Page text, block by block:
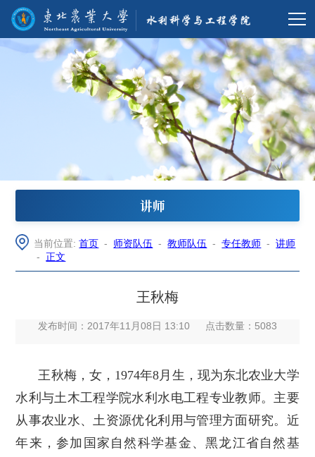
讲师
当前位置:首页 - 师资队伍 -教师队伍 -专任教师 -讲师
-正文
王秋梅
发布时间：2017年11月08日 13:10 点击数量： 5083
王秋梅，女，1974年8月生，现为东北农业大学
水利与土木工程学院水利水电工程专业教师。主要
从事农业水、土资源优化利用与管理方面研究。近
年来，参加国家自然科学基金、黑龙江省自然基